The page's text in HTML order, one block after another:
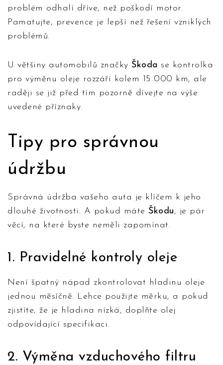
problém odhalí dříve, než poškodí motor.
Pamatujte, prevence je lepší než řešení vzniklých
problémů.
U většiny automobilů značky Škoda se kontrolka
pro výměnu oleje rozzáří kolem 15 000 km, ale
raději se již před tím pozorně dívejte na výše
uvedené příznaky.
Tipy pro správnou
údržbu
Správná údržba vašeho auta je klíčem k jeho
dlouhé životnosti. A pokud máte Škodu, je pár
věcí, na které byste neměli zapomínat.
1. Pravidelné kontroly oleje
Není špatný nápad zkontrolovat hladinu oleje
jednou měsíčně. Lehce použijte měrku, a pokud
zjistíte, že je hladina nízká, doplňte olej
odpovídající specifikaci.
2. Výměna vzduchového filtru